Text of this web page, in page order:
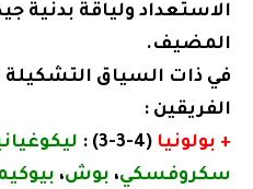
الاستعداد ولياقة بدنية
المضيف.
في ذات السياق
الفريقين :
+ بولونيا (4-3-3) :
سكروفسكي، بوش،